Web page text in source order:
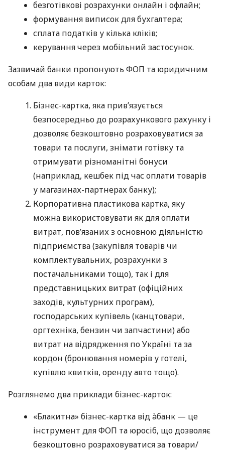
безготівкові розрахунки онлайн і офлайн;
формування виписок для бухгалтера;
сплата податків у кілька кліків;
керування через мобільний застосунок.
Зазвичай банки пропонують ФОП та юридичним
особам два види карток:
Бізнес-картка, яка прив’язується
безпосередньо до розрахункового рахунку і
дозволяє безкоштовно розраховуватися за
товари та послуги, знімати готівку та
отримувати різноманітні бонуси
(наприклад, кешбек під час оплати товарів
у магазинах-партнерах банку);
Корпоративна пластикова картка, яку
можна використовувати як для оплати
витрат, пов’язаних з основною діяльністю
підприємства (закупівля товарів чи
комплектувальних, розрахунки з
постачальниками тощо), так і для
представницьких витрат (офіційних
заходів, культурних програм),
господарських купівель (канцтовари,
оргтехніка, бензин чи запчастини) або
витрат на відрядження по Україні та за
кордон (бронювання номерів у готелі,
купівлю квитків, оренду авто тощо).
Розглянемо два приклади бізнес-карток:
«Блакитна» бізнес-картка від àбанк — це
інструмент для ФОП та юросіб, що дозволяє
безкоштовно розраховуватися за товари/